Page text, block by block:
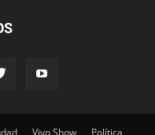
Vivo Show Política